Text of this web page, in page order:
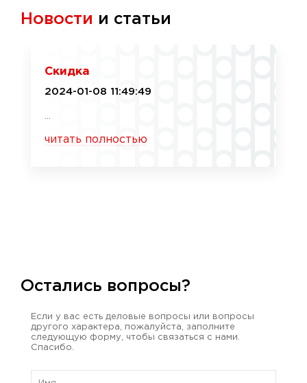
Новости и статьи
Скидка
2024-01-08 11:49:49
читать полностью
Остались вопросы?
Если у вас есть деловые вопросы или вопросы
другого характера, пожалуйста, заполните
следующую форму, чтобы связаться с нами.
Спасибо.